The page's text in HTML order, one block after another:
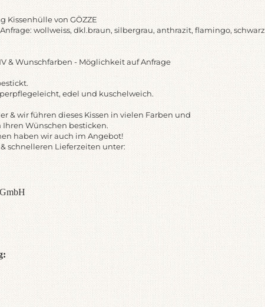
Kissenhülle von GÖZZE
wollweiss, dkl.braun, silbergrau, anthrazit, flamingo, schwarz
& Wunschfarben - Möglichkeit auf Anfrage
edel und kuschelweich.
& wir führen dieses Kissen in vielen Farben und
Wünschen besticken.
haben wir auch im Angebot!
schnelleren Lieferzeiten unter: